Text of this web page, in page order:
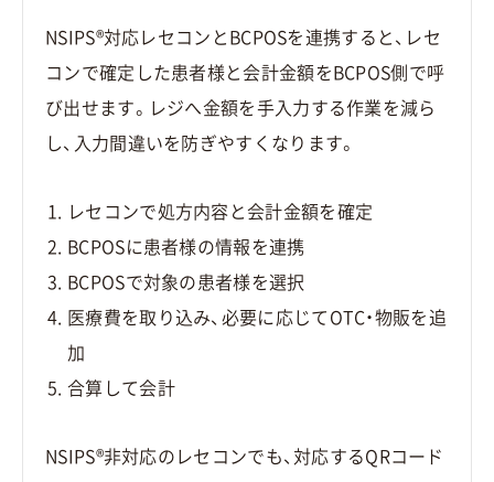
NSIPS®対応レセコンとBCPOSを連携すると、レセ
コンで確定した患者様と会計金額をBCPOS側で呼
び出せます。レジへ金額を手入力する作業を減ら
し、入力間違いを防ぎやすくなります。
レセコンで処方内容と会計金額を確定
BCPOSに患者様の情報を連携
BCPOSで対象の患者様を選択
医療費を取り込み、必要に応じてOTC・物販を追
加
合算して会計
NSIPS®非対応のレセコンでも、対応するQRコード